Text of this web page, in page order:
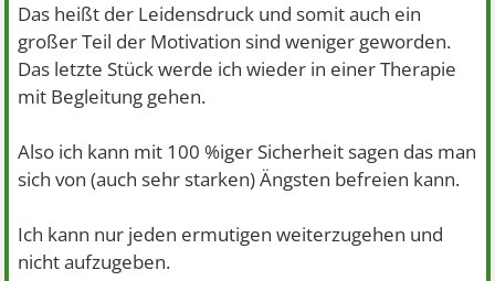
Das heißt der Leidensdruck und somit auch ein
großer Teil der Motivation sind weniger geworden.
Das letzte Stück werde ich wieder in einer Therapie
mit Begleitung gehen.
Also ich kann mit 100 %iger Sicherheit sagen das man
sich von (auch sehr starken) Ängsten befreien kann.
Ich kann nur jeden ermutigen weiterzugehen und
nicht aufzugeben.